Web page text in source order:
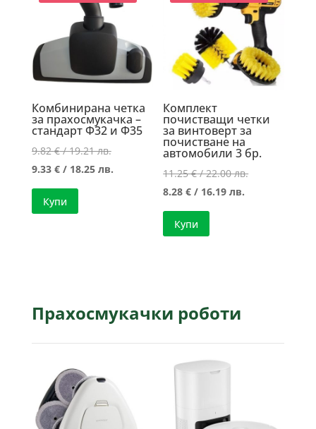
Комбинирана четка
за прахосмукачка –
стандарт Ф32 и Ф35
9.82€/ 19.21 лв.Original
price
9.33 €/ 18.25 лв.Текущата
Купи
Комплект
почистващи четки
за винтоверт за
почистване на
автомобили 3 бр.
11.25€/ 22.00 лв.Original
8.28€ / 16.19 лв.
Купи
Прахосмукачки роботи